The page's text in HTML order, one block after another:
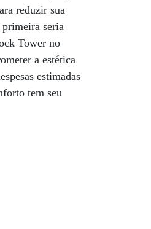
reduzir sua
seria
Tower no
a estética
estimadas
tem seu